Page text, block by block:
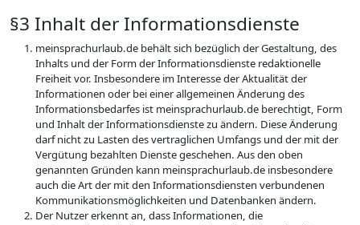
§3 Inhalt der Informationsdienste
meinsprachurlaub.de behält sich bezüglich der Gestaltung, des
Inhalts und der Form der Informationsdienste redaktionelle
Freiheit vor. Insbesondere im Interesse der Aktualität der
Informationen oder bei einer allgemeinen Änderung des
Informationsbedarfes ist meinsprachurlaub.de berechtigt, Form
und Inhalt der Informationsdienste zu ändern. Diese Änderung
darf nicht zu Lasten des vertraglichen Umfangs und der mit der
Vergütung bezahlten Dienste geschehen. Aus den oben
genannten Gründen kann meinsprachurlaub.de insbesondere
auch die Art der mit den Informationsdiensten verbundenen
Kommunikationsmöglichkeiten und Datenbanken ändern.
Der Nutzer erkennt an, dass Informationen, die